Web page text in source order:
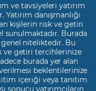
ve tavsiyeleri yatırım
danışmanlığı
kişilerin risk ve getiri
sunulmaktadır. Burada
niteliktedir. Bu
ve getiri tercihlerinize
burada yer alan
beklentilerinize
içeriği veya tanıtım
sonucu yatırımcıların